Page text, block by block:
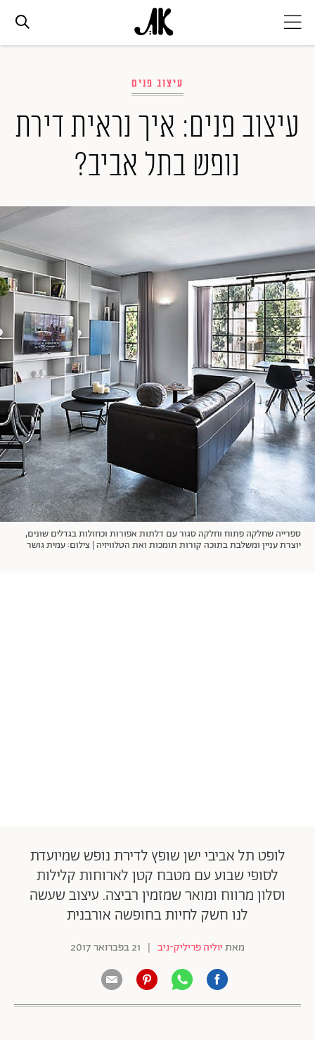
אופנה
ביוטי
ערוצים נוספים
המגזין
תרבות ופנאי
הפקות אופנה
עיצוב
בריאות
משפחה
חופש
תוכן מקודם
אודות
מי אנחנו
תנאי שימוש
מדיניות פרטיות
הצהרת נגישות
שירות לקוחות למנויים
כתבו לנו
Designed, Developed and Powered by
RGB Media
עיצוב פנים
עיצוב פנים: איך נראית דירת
נופש בתל אביב?
ספרייה שחלקה פתוח וחלקה סגור עם דלתות אפורות וכחולות בגדלים שונים,
יוצרת עניין ומשלבת בתוכה קורות תומכות ואת הטלוויזיה | צילום: עמית גושר
לופט תל אביבי ישן שופץ לדירת נופש שמיועדת
לסופי שבוע עם מטבח קטן לארוחות קלילות
וסלון מרווח ומואר שמזמין רביצה. עיצוב שעשה
לנו חשק לחיות בחופשה אורבנית
מאתיוליה פריליק-ניב | 21 בפברואר 2017